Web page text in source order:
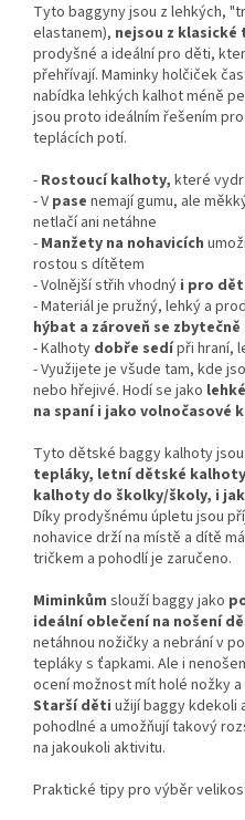
Tyto baggyny jsou z lehkých,
elastanem), nejsou z
prodyšné a ideální pro děti,
přehřívají. Maminky holčiček
nabídka lehkých kalhot méně
jsou proto ideálním řešením
teplácích potí.
- Rostoucí kalhoty, které
- V pase nemají gumu, ale
netlačí ani netáhne
- Manžety na nohavicích
rostou s dítětem
- Volnější střih vhodný i pro
- Materiál je pružný, lehký a
hýbat a zároveň se
- Kalhoty dobře sedípři hraní,
-Využijete je všude tam, kde
nebo hřejivé. Hodí se jako
na spaní i jako volnočasové
Tyto dětské baggy kalhoty
tepláky, letní dětské
kalhoty do školky/školy, i
Díky prodyšnému úpletu jsou
nohavice drží na místě a dítě
tričkem a pohodlí je zaručeno.
Miminkům slouží baggy jako
ideální oblečení na nošení
netáhnou nožičky a nebrání v
tepláky s ťapkami. Ale i
ocení možnost mít holé nožky
Starší děti užijí baggy kdekoli
pohodlné a umožňují takový
na jakoukoli aktivitu.
Praktické tipy pro výběr